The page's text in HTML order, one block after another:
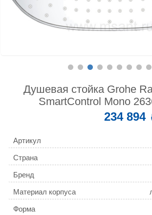
Душевая стойка Grohe
SmartControl Mono
234 894
Артикул
Страна
Бренд
Материал корпуса
Форма